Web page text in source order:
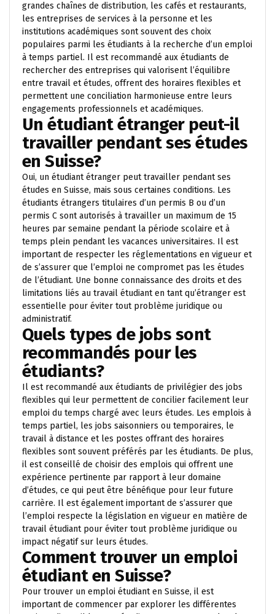
grandes chaînes de distribution, les cafés et restaurants,
les entreprises de services à la personne et les
institutions académiques sont souvent des choix
populaires parmi les étudiants à la recherche d’un emploi
à temps partiel. Il est recommandé aux étudiants de
rechercher des entreprises qui valorisent l’équilibre
entre travail et études, offrent des horaires flexibles et
permettent une conciliation harmonieuse entre leurs
engagements professionnels et académiques.
Un étudiant étranger peut-il
travailler pendant ses études
en Suisse?
Oui, un étudiant étranger peut travailler pendant ses
études en Suisse, mais sous certaines conditions. Les
étudiants étrangers titulaires d’un permis B ou d’un
permis C sont autorisés à travailler un maximum de 15
heures par semaine pendant la période scolaire et à
temps plein pendant les vacances universitaires. Il est
important de respecter les réglementations en vigueur et
de s’assurer que l’emploi ne compromet pas les études
de l’étudiant. Une bonne connaissance des droits et des
limitations liés au travail étudiant en tant qu’étranger est
essentielle pour éviter tout problème juridique ou
administratif.
Quels types de jobs sont
recommandés pour les
étudiants?
Il est recommandé aux étudiants de privilégier des jobs
flexibles qui leur permettent de concilier facilement leur
emploi du temps chargé avec leurs études. Les emplois à
temps partiel, les jobs saisonniers ou temporaires, le
travail à distance et les postes offrant des horaires
flexibles sont souvent préférés par les étudiants. De plus,
il est conseillé de choisir des emplois qui offrent une
expérience pertinente par rapport à leur domaine
d’études, ce qui peut être bénéfique pour leur future
carrière. Il est également important de s’assurer que
l’emploi respecte la législation en vigueur en matière de
travail étudiant pour éviter tout problème juridique ou
impact négatif sur leurs études.
Comment trouver un emploi
étudiant en Suisse?
Pour trouver un emploi étudiant en Suisse, il est
important de commencer par explorer les différentes